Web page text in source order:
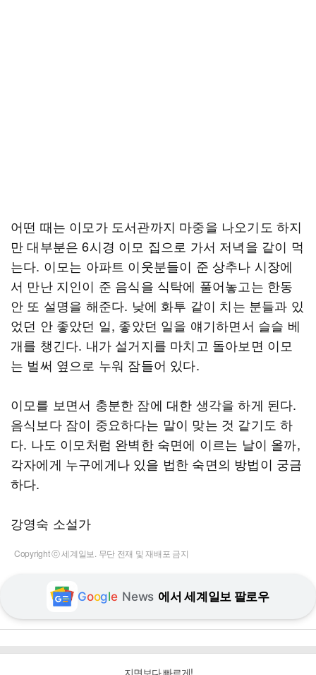
어떤 때는 이모가 도서관까지 마중을 나오기도 하지
만 대부분은 6시경 이모 집으로 가서 저녁을 같이 먹
는다. 이모는 아파트 이웃분들이 준 상추나 시장에
서 만난 지인이 준 음식을 식탁에 풀어놓고는 한동
안 또 설명을 해준다. 낮에 화투 같이 치는 분들과 있
었던 안 좋았던 일, 좋았던 일을 얘기하면서 슬슬 베
개를 챙긴다. 내가 설거지를 마치고 돌아보면 이모
는 벌써 옆으로 누워 잠들어 있다.
이모를 보면서 충분한 잠에 대한 생각을 하게 된다.
음식보다 잠이 중요하다는 말이 맞는 것 같기도 하
다. 나도 이모처럼 완벽한 숙면에 이르는 날이 올까,
각자에게 누구에게나 있을 법한 숙면의 방법이 궁금
하다.
강영숙 소설가
Copyright ⓒ 세계일보. 무단 전재 및 재배포 금지
Google News 에서 세계일보 팔로우
지면보다 빠르게!